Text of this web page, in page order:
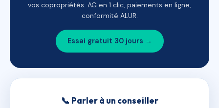
vos copropriétés. AG en 1 clic, paiements en ligne,
conformité ALUR.
Essai gratuit 30 jours →
📞 Parler à un conseiller